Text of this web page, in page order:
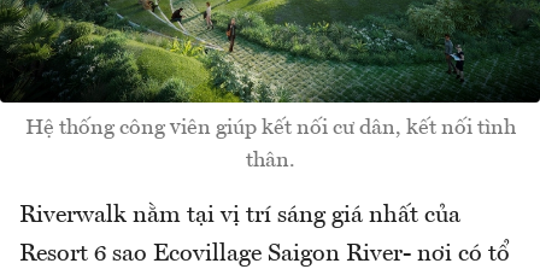
Hệ thống công viên giúp kết nối cư dân, kết nối tình
thân.
Riverwalk nằm tại vị trí sáng giá nhất của
Resort 6 sao Ecovillage Saigon River- nơi có tổ